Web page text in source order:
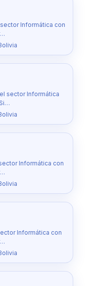
Informática con
sector Informática
Informática con
Informática con